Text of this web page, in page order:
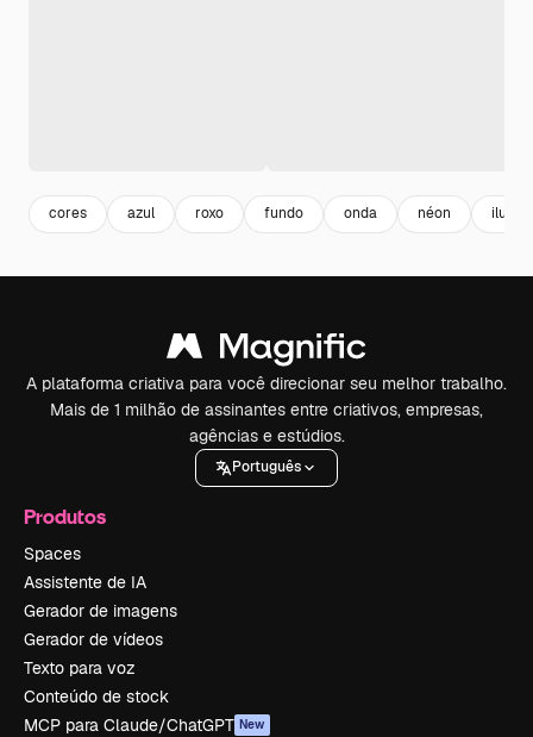
cores azul roxo fundo onda néon
A plataforma criativa para você direcionar seu melhor trabalho.
Mais de 1 milhão de assinantes entre criativos, empresas,
agências e estúdios.
Português
Produtos
Spaces
Assistente de IA
Gerador de imagens
Gerador de vídeos
Texto para voz
Conteúdo de stock
MCP para Claude/ChatGPT New